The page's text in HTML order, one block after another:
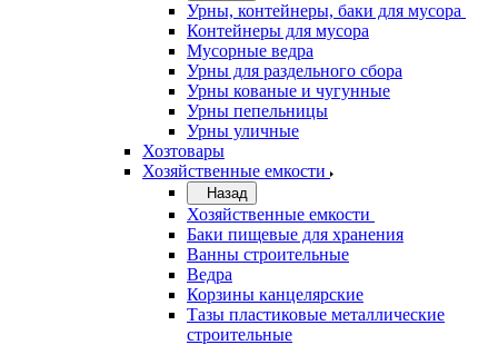
Урны, контейнеры, баки для мусора
Контейнеры для мусора
Мусорные ведра
Урны для раздельного сбора
Урны кованые и чугунные
Урны пепельницы
Урны уличные
Хозтовары
Хозяйственные емкости
Назад
Хозяйственные емкости
Баки пищевые для хранения
Ванны строительные
Ведра
Корзины канцелярские
Тазы пластиковые металлические
строительные